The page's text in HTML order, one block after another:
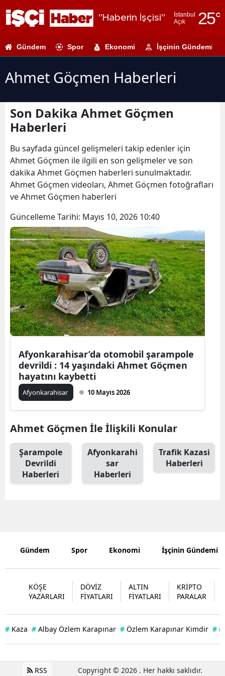
"Haberin İşçisi"
İstanbul
Açık
25°
Adıyaman
Antalya
Artvin
Bilecik
Bingöl
Bitlis
Bolu
Burdur
Bursa
Çanakkale
Diyarbakır
Edirne
Eskişehir
Gaziantep
Giresun
Hakkari
Isparta
Gündem Spor Ekonomi İşçinin Gündemi
Ahmet Göçmen Haberleri
Son Dakika Ahmet Göçmen
Haberleri
Bu sayfada güncel gelişmeleri takip edenler için
Ahmet Göçmen ile ilgili en son gelişmeler ve son
dakika Ahmet Göçmen haberleri sunulmaktadır.
Ahmet Göçmen videoları, Ahmet Göçmen fotoğrafları
ve Ahmet Göçmen haberleri
Güncelleme Tarihi: Mayıs 10, 2026 10:40
Afyonkarahisar’da otomobil şarampole
devrildi : 14 yaşındaki Ahmet Göçmen
hayatını kaybetti
Afyonkarahisar 10 Mayıs 2026
Ahmet Göçmen İle İlişkili Konular
Şarampole
Devrildi
Haberleri
Afyonkarahi
sar
Haberleri
Trafik Kazasi
Haberleri
Gündem Spor Ekonomi İşçinin Gündemi
KÖŞE
YAZARLARI
DÖVİZ
FİYATLARI
ALTIN
FİYATLARI
KRİPTO
PARALAR
# Kaza # Albay Özlem Karapınar # Özlem Karapınar Kimdir #
RSS Copyright © 2026 . Her hakkı saklıdır.